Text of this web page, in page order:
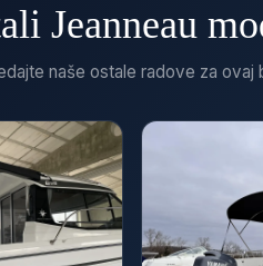
Jeanneau
naše ostale radove za ovaj